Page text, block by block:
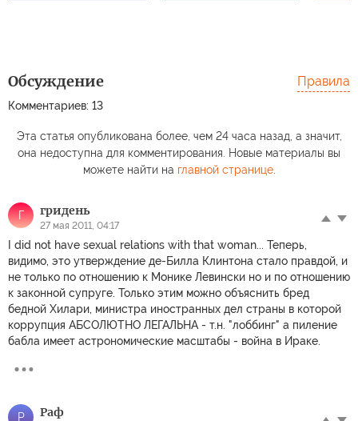
Обсуждение
Комментариев: 13
Правила
Эта статья опубликована более, чем 24 часа назад, а значит,
она недоступна для комментирования. Новые материалы вы
можете найти на главной странице.
Г гридень
27 мая 2011, 04:17
I did not have sexual relations with that woman... Теперь,
видимо, это утверждение де-Билла Клинтона стало правдой, и
не только по отношению к Монике Левински но и по отношению
к законной супруге. Только этим можно объяснить бред
бедной Хилари, министра иностранных дел страны в которой
коррупция АБСОЛЮТНО ЛЕГАЛЬНА - т.н. "лоббинг" а пиление
бабла имеет астрономические масштабы - война в Ираке.
Р Раф